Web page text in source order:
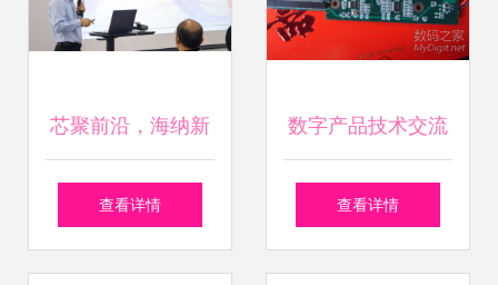
芯聚前沿，海纳新
知 芯海科技2023
查看详情
数字产品技术交流
搭建高效沟通与知
查看详情